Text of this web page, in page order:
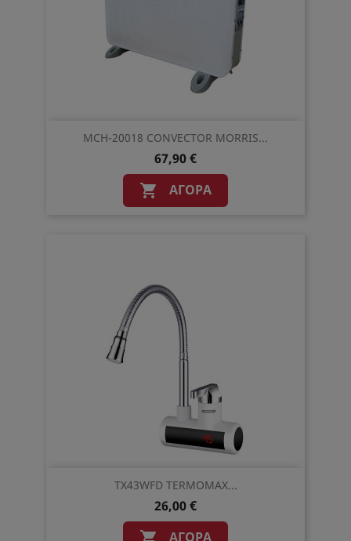
MCH-20018 CONVECTOR MORRIS...
67,90 €
 ΑΓΟΡΆ
TX43WFD TERMOMAX...
26,00 €
ΑΓΟΡΆ